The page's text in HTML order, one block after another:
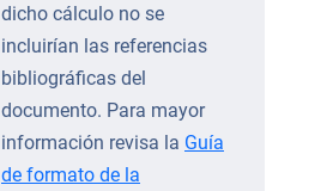
dicho cálculo no se
incluirían las referencias
bibliográficas del
documento. Para mayor
información revisa la Guía
de formato de la